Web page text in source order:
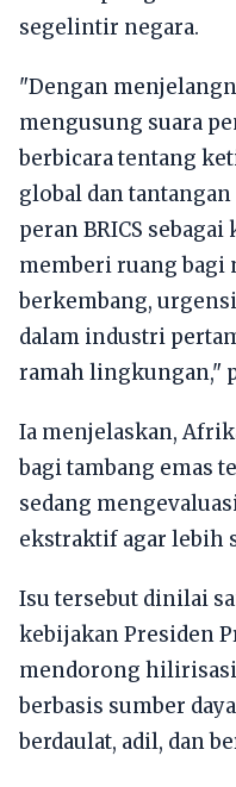
segelintir negara.
"Dengan
mengusung suara
berbicara tentang
global dan
peran BRICS
memberi ruang bagi
berkembang,
dalam industri
ramah lingkungan,"
Ia menjelaskan,
bagi tambang emas
sedang
ekstraktif agar lebih
Isu tersebut dinilai
kebijakan Presiden
mendorong
berbasis sumber
berdaulat, adil, dan